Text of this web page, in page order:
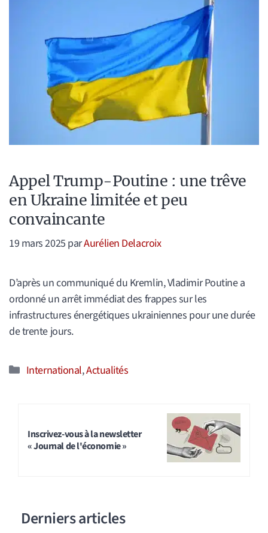
Appel Trump-Poutine : une trêve
en Ukraine limitée et peu
convaincante
19 mars 2025 parAurélien Delacroix
D’après un communiqué du Kremlin, Vladimir Poutine a
ordonné un arrêt immédiat des frappes sur les
infrastructures énergétiques ukrainiennes pour une durée
de trente jours.
Catégories
International,Actualités
Inscrivez-vous à la newsletter
« Journal de l'économie »
Derniers articles